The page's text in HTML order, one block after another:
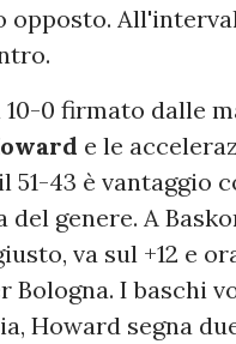
opposto.
0 firmato dalle
e le
51-43 è vantaggio
del genere. A
va sul +12 e
Bologna. I baschi
Howard segna